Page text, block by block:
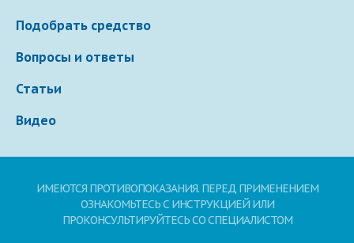
Подобрать средство
Вопросы и ответы
Статьи
Видео
ИМЕЮТСЯ ПРОТИВОПОКАЗАНИЯ. ПЕРЕД ПРИМЕНЕНИЕМ
ОЗНАКОМЬТЕСЬ С ИНСТРУКЦИЕЙ ИЛИ
ПРОКОНСУЛЬТИРУЙТЕСЬ СО СПЕЦИАЛИСТОМ